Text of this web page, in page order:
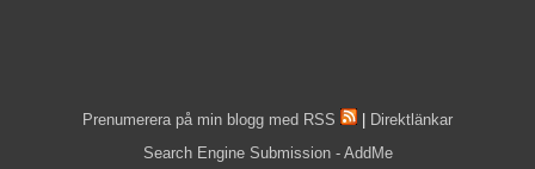
Prenumerera på min blogg med RSS
Direktlänkar
Search Engine Submission - AddMe